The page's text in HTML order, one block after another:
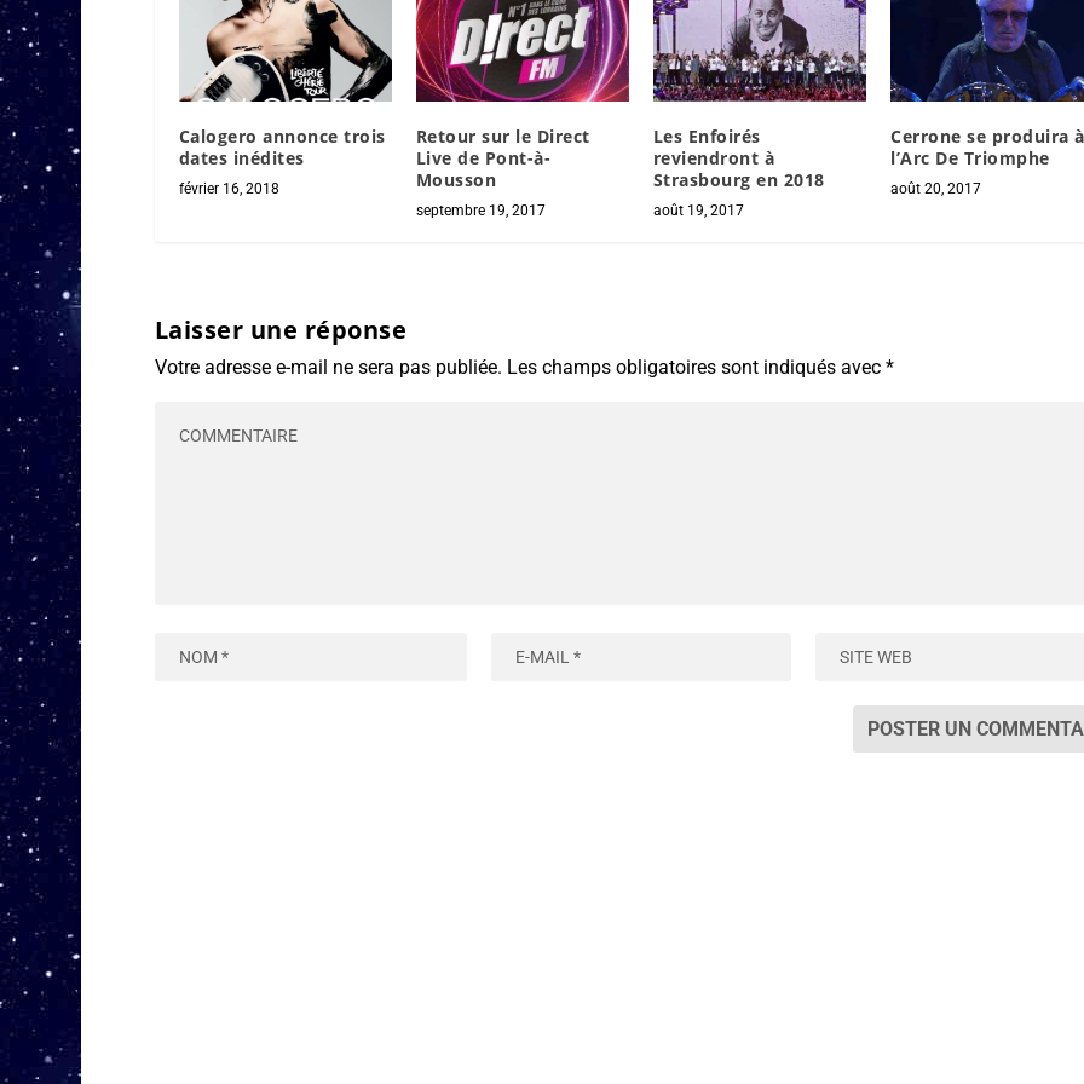
Calogero annonce trois
dates inédites
février 16, 2018
Retour sur le Direct
Live de Pont-à-
Mousson
septembre 19, 2017
Les Enfoirés
reviendront à
Strasbourg en 2018
août 19, 2017
Cerrone se produira à
l’Arc De Triomphe
août 20, 2017
Laisser une réponse
Votre adresse e-mail ne sera pas publiée. Les champs obligatoires sont indiqués avec *